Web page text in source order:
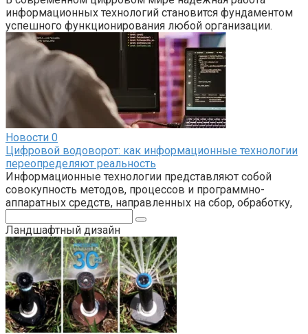
информационных технологий становится фундаментом
успешного функционирования любой организации.
Новости 0
Цифровой водоворот: как информационные технологии
переопределяют реальность
Информационные технологии представляют собой
совокупность методов, процессов и программно-
аппаратных средств, направленных на сбор, обработку,
Ландшафтный дизайн